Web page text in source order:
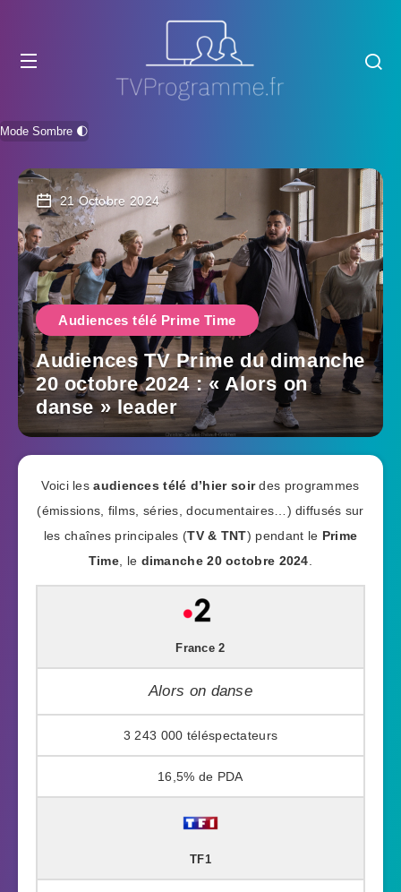
Mode Sombre 🌓
21 Octobre 2024
Audiences télé Prime Time
Audiences TV Prime du dimanche
20 octobre 2024 : « Alors on
danse » leader
Voici lesaudiences télé d’hier soirdes programmes
(émissions, films, séries, documentaires…) diffusés sur
les chaînes principales (TV & TNT) pendant le Prime
Time , le dimanche 20 octobre 2024
France 2
Alors on danse
3 243 000
16,5%
TF1